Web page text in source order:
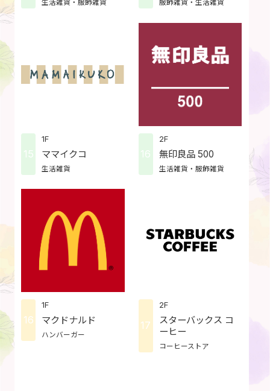
生活雑貨・服飾雑貨 服飾雑貨・生活雑貨
15
1F
ママイクコ
生活雑貨
16
2F
無印良品 500
生活雑貨・服飾雑貨
16
1F
マクドナルド
ハンバーガー
17
2F
スターバックス コ
ーヒー
コーヒーストア